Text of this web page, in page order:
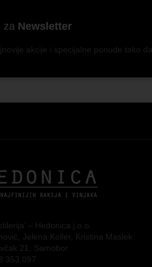
za Newsletter
akcije i specijalne ponude tako
– Hedonica j.o.o.
Jelena Koller, Kristina Maslek
21, Samobor
353 097